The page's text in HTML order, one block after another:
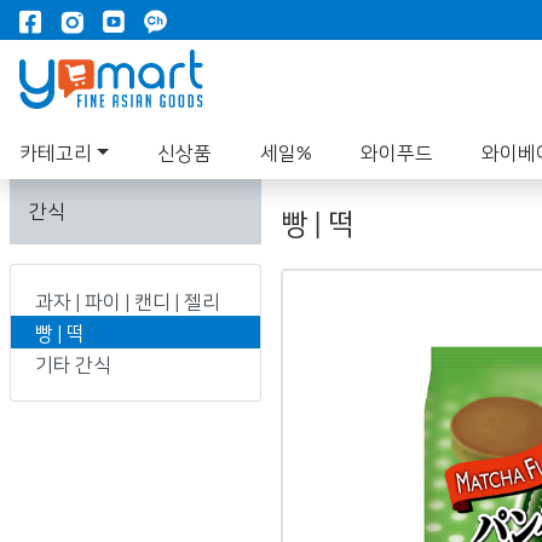
카테고리 신상품 세일% 와이푸드 와이베
간식
과자 | 파이 | 캔디 | 젤리
빵 | 떡
기타 간식
빵 | 떡